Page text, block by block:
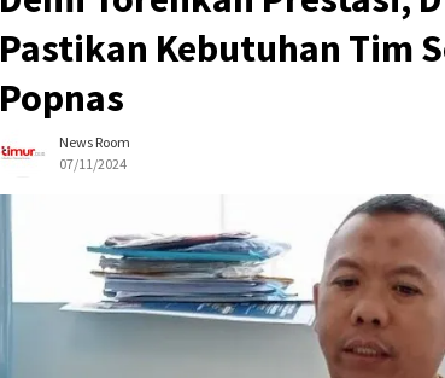
Pastikan Kebutuhan Tim
Popnas
News Room
07/11/2024